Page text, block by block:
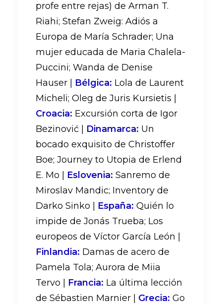
profe entre rejas) de Arman T.
Riahi; Stefan Zweig: Adiós a
Europa de María Schrader; Una
mujer educada de Maria Chalela-
Puccini; Wanda de Denise
Hauser | Bélgica: Lola de Laurent
Micheli; Oleg de Juris Kursietis |
Croacia: Excursión corta de Igor
Bezinović | Dinamarca: Un
bocado exquisito de Christoffer
Boe; Journey to Utopia de Erlend
E. Mo | Eslovenia: Sanremo de
Miroslav Mandic; Inventory de
Darko Sinko | España: Quién lo
impide de Jonás Trueba; Los
europeos de Víctor García León |
Finlandia: Damas de acero de
Pamela Tola; Aurora de Miia
Tervo | Francia: La última lección
de Sébastien Marnier | Grecia: Go